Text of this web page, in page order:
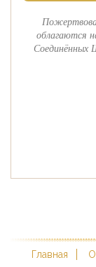
облагаются
Соединённых
Главная